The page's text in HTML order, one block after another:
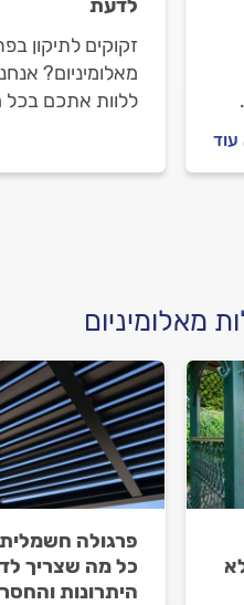
לדעת
זקוקים לתיקון
מאלומיניום?
ללוות אתכם
מאלומיניום, מהו
וכמה זה יעלה
מאלומיניום
פרגולה חשמלית
כל מה שצריך
היתרונות